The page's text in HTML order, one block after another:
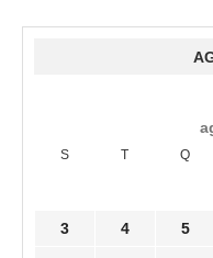
S T Q
3 4 5